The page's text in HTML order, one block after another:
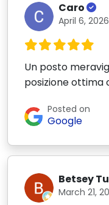
Caro
April 6, 2026
Un posto
posizione ottima
Posted on
Google
Betsey
March 21,